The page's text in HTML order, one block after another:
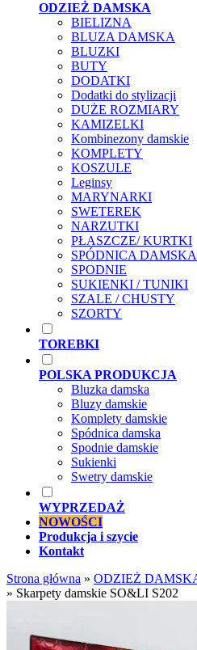
ODZIEŻ DAMSKA
BIELIZNA
BLUZA DAMSKA
BLUZKI
BUTY
DODATKI
Dodatki do stylizacji
DUŻE ROZMIARY
KAMIZELKI
Kombinezony damskie
KOMPLETY
KOSZULE
Leginsy
MARYNARKI
SWETEREK
NARZUTKI
PŁASZCZE/ KURTKI
SPÓDNICA DAMSKA
SPODNIE
SUKIENKI / TUNIKI
SZALE / CHUSTY
SZORTY
TOREBKI
POLSKA PRODUKCJA
Bluzka damska
Bluzy damskie
Komplety damskie
Spódnica damska
Spodnie damskie
Sukienki
Swetry damskie
WYPRZEDAŻ
NOWOŚCI
Produkcja i szycie
Kontakt
Strona główna » ODZIEŻ
» Skarpety damskie SO&LI S202